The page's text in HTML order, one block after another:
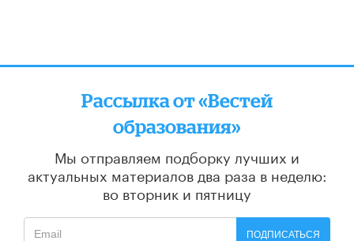
Рассылка от «Вестей
образования»
Мы отправляем подборку лучших и
актуальных материалов два раза в неделю:
во вторник и пятницу
ПОДПИСАТЬСЯ